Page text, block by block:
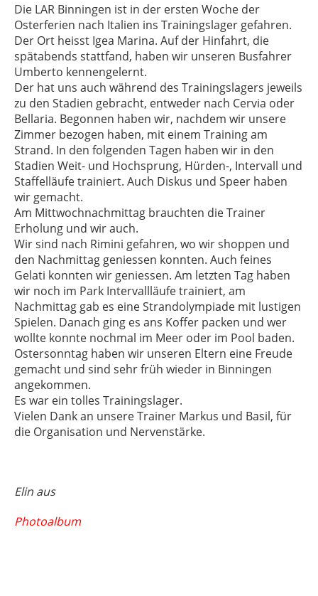
Die LAR Binningen ist in der ersten Woche der
Osterferien nach Italien ins Trainingslager gefahren.
Der Ort heisst Igea Marina. Auf der Hinfahrt, die
spätabends stattfand, haben wir unseren Busfahrer
Umberto kennengelernt.
Der hat uns auch während des Trainingslagers jeweils
zu den Stadien gebracht, entweder nach Cervia oder
Bellaria. Begonnen haben wir, nachdem wir unsere
Zimmer bezogen haben, mit einem Training am
Strand. In den folgenden Tagen haben wir in den
Stadien Weit- und Hochsprung, Hürden-, Intervall und
Staffelläufe trainiert. Auch Diskus und Speer haben
wir gemacht.
Am Mittwochnachmittag brauchten die Trainer
Erholung und wir auch.
Wir sind nach Rimini gefahren, wo wir shoppen und
den Nachmittag geniessen konnten. Auch feines
Gelati konnten wir geniessen. Am letzten Tag haben
wir noch im Park Intervallläufe trainiert, am
Nachmittag gab es eine Strandolympiade mit lustigen
Spielen. Danach ging es ans Koffer packen und wer
wollte konnte nochmal im Meer oder im Pool baden.
Ostersonntag haben wir unseren Eltern eine Freude
gemacht und sind sehr früh wieder in Binningen
angekommen.
Es war ein tolles Trainingslager.
Vielen Dank an unsere Trainer Markus und Basil, für
die Organisation und Nervenstärke.
Elin aus
Photoalbum